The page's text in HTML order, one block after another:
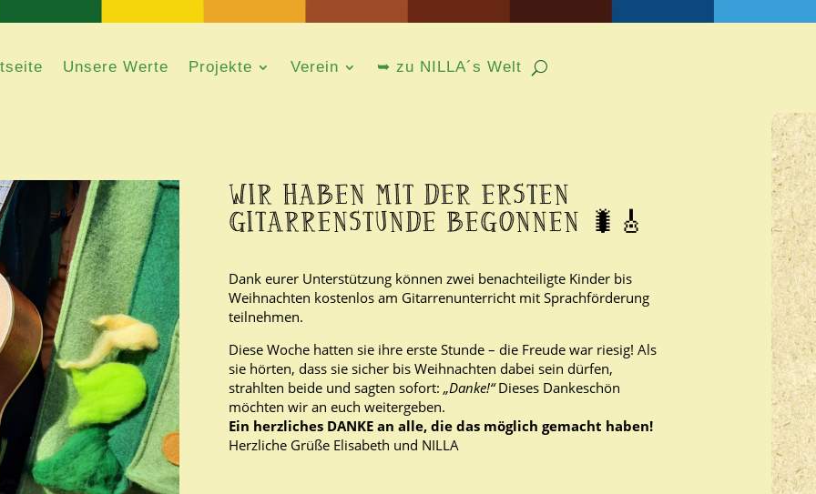
Unsere Werte Projekte Verein ➥ zu NILLA´s Welt
Unsere Werte Projekte Verein ➥ zu NILLA´s Welt
WIR HABEN MIT DER ERSTEN
GITARRENSTUNDE BEGONNEN 🐛🎸
Dank eurer Unterstützung können zwei benachteiligte Kinder bis
Weihnachten kostenlos am Gitarrenunterricht mit Sprachförderung
teilnehmen.
Diese Woche hatten sie ihre erste Stunde – die Freude war riesig! Als
sie hörten, dass sie sicher bis Weihnachten dabei sein dürfen,
strahlten beide und sagten sofort:„Danke!“Dieses Dankeschön
möchten wir an euch weitergeben.
Ein herzliches DANKE an alle, die das möglich gemacht haben!
Herzliche Grüße Elisabeth und NILLA